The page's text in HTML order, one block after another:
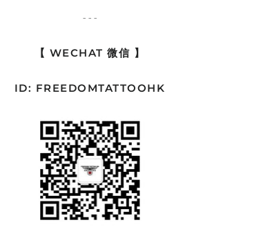
- - -
【 WECHAT 微信 】
ID: FREEDOMTATTOOHK